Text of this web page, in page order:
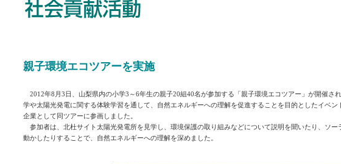
親子環境エコツアーを実施
2012年8月3日、山梨県内の小学3～6年生の親子20組40名が参加する「親子環境エコツアー」が開催さ
学や太陽光発電に関する体験学習を通して、自然エネルギーへの理解を促進することを目的としたイベ
企業として同ツアーに参画しました。
参加者は、北杜サイト太陽光発電所を見学し、環境保護の取り組みなどについて説明を聞いたり、ソ
動かしたりすることで、自然エネルギーへの理解を深めました。